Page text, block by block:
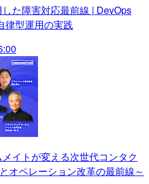
した障害対応最前線 | DevOps
律型運用の実践
メイトが変える次世代コンタク
オペレーション改革の最前線～